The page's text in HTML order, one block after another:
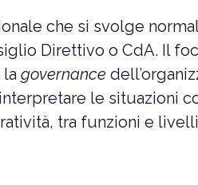
che si svolge
Direttivo o CdA. Il
governance
le situazioni
tra funzioni e